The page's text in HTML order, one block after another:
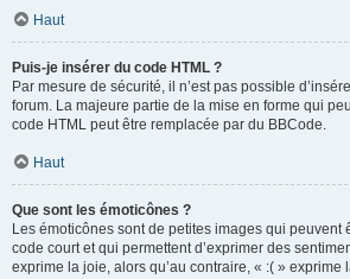
Haut
Puis-je insérer du code HTML ?
Par mesure de sécurité, il n’est pas possible
forum. La majeure partie de la mise en forme qui
code HTML peut être remplacée par du BBCode.
Haut
Que sont les émoticônes ?
Les émoticônes sont de petites images qui peuvent
code court et qui permettent d’exprimer des
exprime la joie, alors qu’au contraire, « :( » exprime